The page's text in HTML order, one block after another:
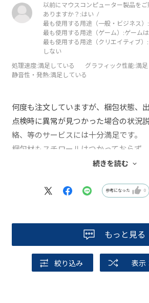
以前にマウスコンピューター製品を
ありますか？:はい
最も使用する用途（一般・ビジネス）:
最も使用する用途（ゲーム）:ゲーム
最も使用する用途（クリエイティブ）:
しない
処理速度:満足している グラフィック性能:満
静音性・発熱:満足している
何度も注文していますが、梱包状態、
点検時に異常が見つかった場合の状況
絡、等のサービスには十分満足です。
梱包材もスチロールはつかっておらず
なので処分も助かります。
寧に扱われていると感じます。
続きを読む
参考になった 0
もっと見る
絞り込み 表示